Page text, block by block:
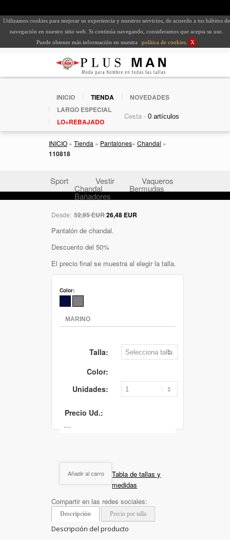
Utilizamos cookies para mejorar su experiencia y nuestros servicios, de acuerdo a tus hábitos de
navegación en nuestro sitio web. Si continúa navegando, consideramos que acepta su uso.
Puede obtener más información en nuestra
política de cookies X
INICIO TIENDA
NOVEDADES
LARGO ESPECIAL
LO+REBAJADO
Cesta -
INICIO » Tienda » Pantalones» Chandal »
110818
Sport Vestir Vaqueros
Chandal Bermudas
Bañadores
Desde: 52,95 EUR26,48 EUR
Pantalón de chandal.
Descuento del 50%
El precio final se muestra al elegir la talla.
Color:
Talla:
Color:
Unidades:
Precio Ud.:
Añadir al carro
Tabla de tallas y
medidas
Compartir en las redes sociales:
Descripción Precio por talla
Descripción del producto